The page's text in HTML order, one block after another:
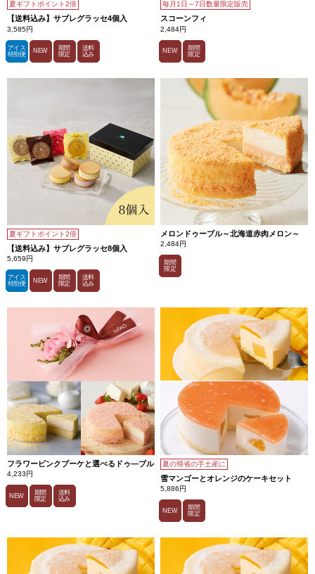
夏ギフトポイント2倍
【送料込み】サブレグラッセ4個入
3,585円
アイス
特別便
NEW
期間
限定
送料
込み
毎月1日～7日数量限定販売
スコーンフィ
2,484円
NEW
期間
限定
夏ギフトポイント2倍
【送料込み】サブレグラッセ8個入
5,659円
アイス
特別便
NEW
期間
限定
送料
込み
メロンドゥーブル～北海道赤肉メロン～
2,484円
期間
限定
フラワーピンクブーケと選べるドゥ―ブル
4,233円
NEW
期間
限定
送料
込み
夏の帰省の手土産に
雪マンゴーとオレンジのケーキセット
5,886円
NEW
期間
限定